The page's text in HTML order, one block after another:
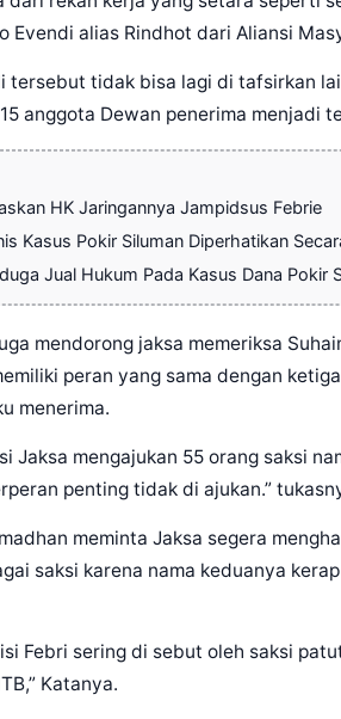
Evendi alias Rindhot dari Aliansi
tersebut tidak bisa lagi di tafsirkan
anggota Dewan penerima menjadi
HK Jaringannya Jampidsus Febrie
Kasus Pokir Siluman Diperhatikan
Jual Hukum Pada Kasus Dana Pokir
mendorong jaksa memeriksa
peran yang sama dengan
menerima.
Jaksa mengajukan 55 orang saksi
penting tidak di ajukan.”
meminta Jaksa segera
saksi karena nama keduanya
Febri sering di sebut oleh saksi
Katanya.